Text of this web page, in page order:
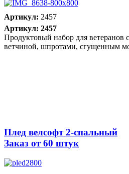
Артикул: 2457
Артикул: 2457
Продуктовый набор для ветеранов
ветчиной, шпротами, сгущенным
Плед велсофт 2-спальный
Заказ от 60 штук